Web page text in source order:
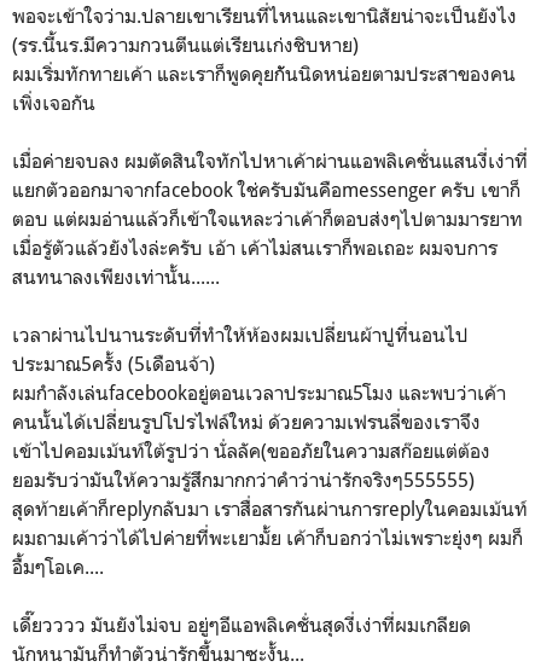
พอจะเข้าใจว่าม.ปลายเขาเรียนที่ไหนและเขานิสัยน่าจะเป็นยังไง
(รร.นี้นร.มีความกวนตีนแต่เรียนเก่งชิบหาย)
ผมเริ่มทักทายเค้า และเราก็พูดคุยกัันนิดหน่อยตามประสาของคน
เพิ่งเจอกัน
เมื่อค่ายจบลง ผมตัดสินใจทักไปหาเค้าผ่านแอพลิเคชั่นแสนงี่เง่าที่
แยกตัวออกมาจากfacebook ใช่ครับมันคือmessenger ครับ เขาก็
ตอบ แต่ผมอ่านแล้วก็เข้าใจแหละว่าเค้าก็ตอบส่งๆไปตามมารยาท
เมื่อรู้ตัวแล้วยังไงล่ะครับ เอ้า เค้าไม่สนเราก็พอเถอะ ผมจบการ
สนทนาลงเพียงเท่านั้น......
เวลาผ่านไปนานระดับที่ทำให้ห้องผมเปลี่ยนผ้าปูที่นอนไป
ประมาณ5ครั้ง (5เดือนจ้า)
ผมกำลังเล่นfacebookอยู่ตอนเวลาประมาณ5โมง และพบว่าเค้า
คนนั้นได้เปลี่ยนรูปโปรไฟล์ใหม่ ด้วยความเฟรนลี่ของเราจึง
เข้าไปคอมเม้นท์ใต้รูปว่า นั่ลลัค(ขออภัยในความสก๊อยแต่ต้อง
ยอมรับว่ามันให้ความรู้สึกมากกว่าคำว่าน่ารักจริงๆ555555)
สุดท้ายเค้าก็replyกลับมา เราสื่อสารกันผ่านการreplyในคอมเม้นท์
ผมถามเค้าว่าได้ไปค่ายที่พะเยามั้ย เค้าก็บอกว่าไม่เพราะยุ่งๆ ผมก็
อื้มๆโอเค....
เดี๊ยวววว มันยังไม่จบ อยู่ๆอีแอพลิเคชั่นสุดงี่เง่าที่ผมเกลียด
นักหนามันก็ทำตัวน่ารักขึ้นมาซะงั้น...